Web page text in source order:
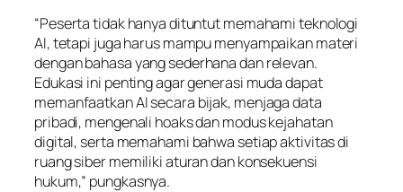
“Peserta tidak hanya dituntut memahami teknologi
AI, tetapi juga harus mampu menyampaikan materi
dengan bahasa yang sederhana dan relevan.
Edukasi ini penting agar generasi muda dapat
memanfaatkan AI secara bijak, menjaga data
pribadi, mengenali hoaks dan modus kejahatan
digital, serta memahami bahwa setiap aktivitas di
ruang siber memiliki aturan dan konsekuensi
hukum,” pungkasnya.